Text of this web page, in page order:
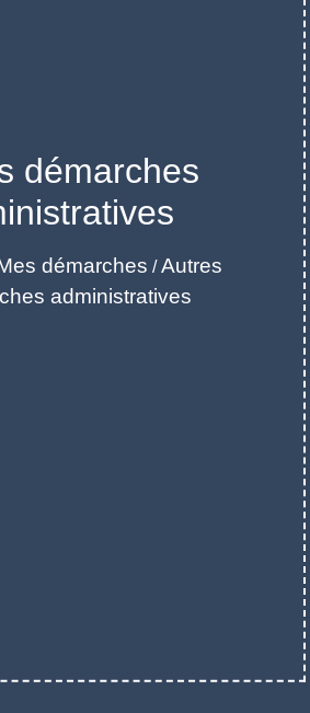
démarches
démarches /Autres
administratives